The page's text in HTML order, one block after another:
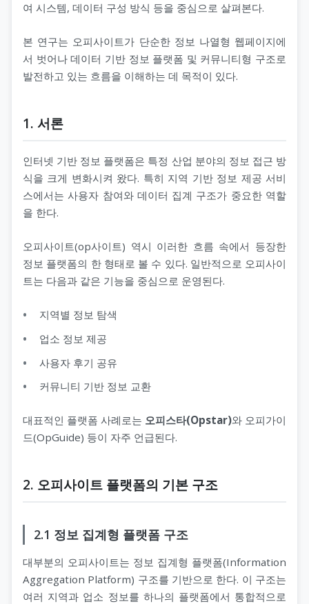
여 시스템, 데이터 구성 방식 등을 중심으로 살펴본다.
본 연구는 오피사이트가 단순한 정보 나열형 웹페이지에
서 벗어나 데이터 기반 정보 플랫폼 및 커뮤니티형 구조로
발전하고 있는 흐름을 이해하는 데 목적이 있다.
1. 서론
인터넷 기반 정보 플랫폼은 특정 산업 분야의 정보 접근 방
식을 크게 변화시켜 왔다. 특히 지역 기반 정보 제공 서비
스에서는 사용자 참여와 데이터 집계 구조가 중요한 역할
을 한다.
오피사이트(op사이트) 역시 이러한 흐름 속에서 등장한
정보 플랫폼의 한 형태로 볼 수 있다. 일반적으로 오피사이
트는 다음과 같은 기능을 중심으로 운영된다.
지역별 정보 탐색
업소 정보 제공
사용자 후기 공유
커뮤니티 기반 정보 교환
대표적인 플랫폼 사례로는 오피스타(Opstar)와 오피가이
드(OpGuide) 등이 자주 언급된다.
2. 오피사이트 플랫폼의 기본 구조
2.1 정보 집계형 플랫폼 구조
대부분의 오피사이트는 정보 집계형 플랫폼(Information
Aggregation Platform) 구조를 기반으로 한다. 이 구조는
여러 지역과 업소 정보를 하나의 플랫폼에서 통합적으로